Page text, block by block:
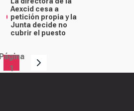
Aexcid cesa a
petición propia y la
Junta decide no
cubrir el puesto
Página
1